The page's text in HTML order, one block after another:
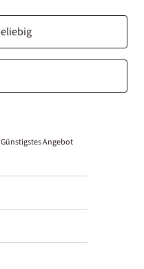
Günstigstes Angebot